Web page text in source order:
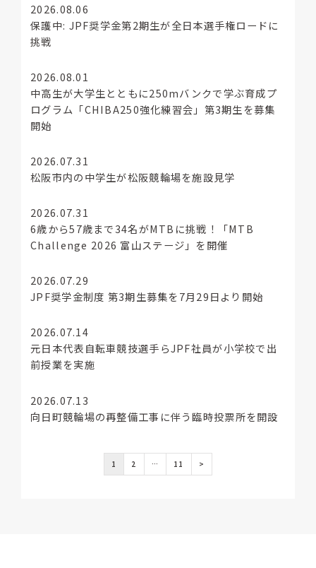
2026.08.06
保護中: JPF奨学金第2期生が全日本選手権ロードに
挑戦
2026.08.01
中高生が大学生とともに250mバンクで学ぶ育成プ
ログラム「CHIBA250強化練習会」第3期生を募集
開始
2026.07.31
松阪市内の中学生が松阪競輪場を施設見学
2026.07.31
6歳から57歳まで34名がMTBに挑戦！「MTB
Challenge 2026 富山ステージ」を開催
2026.07.29
JPF奨学金制度 第3期生募集を7月29日より開始
2026.07.14
元日本代表自転車競技選手らJPF社員が小学校で出
前授業を実施
2026.07.13
向日町競輪場の再整備工事に伴う臨時投票所を開設
1 2 … 11 >